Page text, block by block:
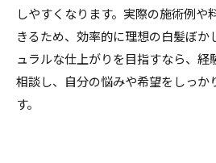
しやすくなります。実際の施術例や
きるため、効率的に理想の白髪ぼか
ュラルな仕上がりを目指すなら、経
相談し、自分の悩みや希望をしっか
す。